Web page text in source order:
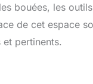
bouées, les
de cet espace
pertinents.